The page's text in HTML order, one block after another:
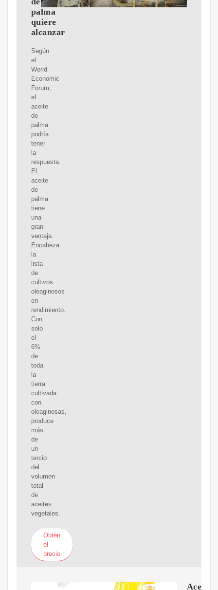
palma
quiere
alcanzar
Según
el
World
Economic
Forum,
el
aceite
de
palma
podría
tener
la
respuesta.
El
aceite
de
palma
tiene
una
gran
ventaja.
Encabeza
la
lista
de
cultivos
oleaginosos
en
rendimiento.
Con
solo
el
6%
de
toda
la
tierra
cultivada
con
oleaginosas,
produce
más
de
un
tercio
del
volumen
total
de
aceites
vegetales.
Obtén
el
precio
Aceites